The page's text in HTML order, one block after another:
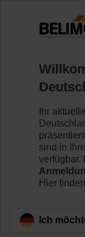
ZBAT0
Zurück zur
Ihr
sind in
verfügbar.
Hier
Ich